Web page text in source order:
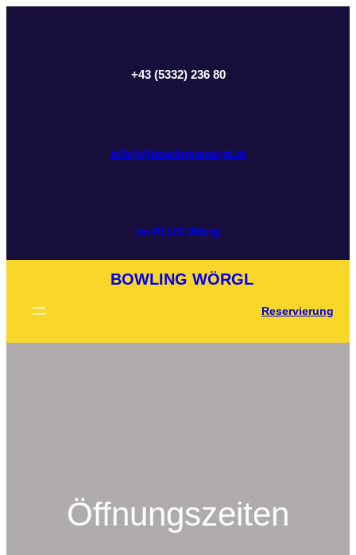
+43 (5332) 236 80
info(at)bowlingwoergl.at
im PLUS Wörgl
BOWLING WÖRGL
Reservierung
Öffnungszeiten